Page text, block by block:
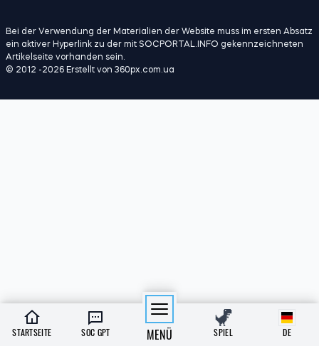
Bei der Verwendung der Materialien der Website muss im ersten Absatz
ein aktiver Hyperlink zu der mit SOCPORTAL.INFO gekennzeichneten
© 2012 -2026 Erstellt von 360px.com.ua
STARTSEITE SOC GPT MENÜ SPIEL DE